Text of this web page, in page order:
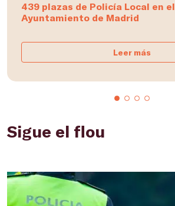
439 plazas de Policía Local en el
Ayuntamiento de Madrid
Leer más
Sigue el flou